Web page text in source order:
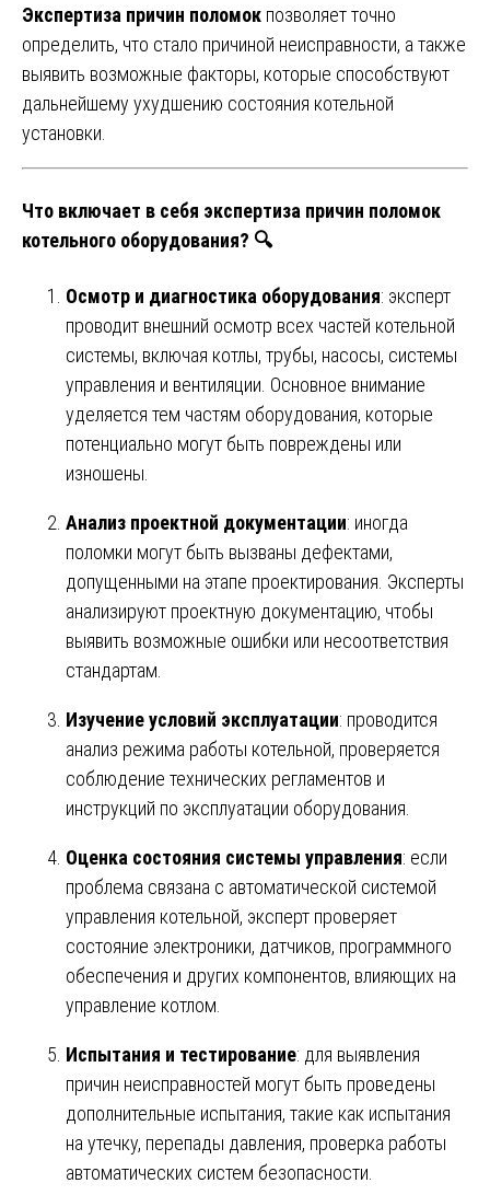
Экспертиза причин поломок позволяет точно
определить, что стало причиной неисправности, а также
выявить возможные факторы, которые способствуют
дальнейшему ухудшению состояния котельной
установки.
Что включает в себя экспертиза причин поломок
котельного оборудования? 🔍
Осмотр и диагностика оборудования: эксперт
проводит внешний осмотр всех частей котельной
системы, включая котлы, трубы, насосы, системы
управления и вентиляции. Основное внимание
уделяется тем частям оборудования, которые
потенциально могут быть повреждены или
изношены.
Анализ проектной документации: иногда
поломки могут быть вызваны дефектами,
допущенными на этапе проектирования. Эксперты
анализируют проектную документацию, чтобы
выявить возможные ошибки или несоответствия
стандартам.
Изучение условий эксплуатации: проводится
анализ режима работы котельной, проверяется
соблюдение технических регламентов и
инструкций по эксплуатации оборудования.
Оценка состояния системы управления: если
проблема связана с автоматической системой
управления котельной, эксперт проверяет
состояние электроники, датчиков, программного
обеспечения и других компонентов, влияющих на
управление котлом.
Испытания и тестирование: для выявления
причин неисправностей могут быть проведены
дополнительные испытания, такие как испытания
на утечку, перепады давления, проверка работы
автоматических систем безопасности.